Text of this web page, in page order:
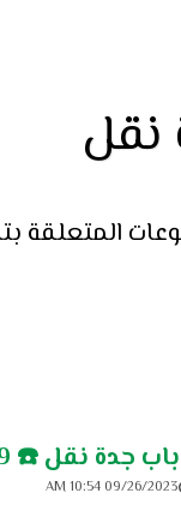
نقل
جدة نقل ☎️ 0556676529
09/26/2023 10:54 AM